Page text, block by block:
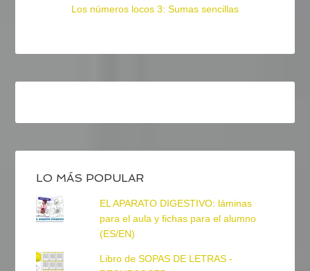
Los números locos 3: Sumas sencillas
LO MÁS POPULAR
EL APARATO DIGESTIVO: láminas
para el aula y fichas para el alumno
(ES/EN)
Libro de SOPAS DE LETRAS -